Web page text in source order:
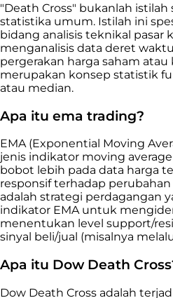
"Death Cross" bukanlah
statistika umum. Istilah ini
bidang analisis teknikal pasar
menganalisis data deret
pergerakan harga saham
merupakan konsep statistik
atau median.
Apa itu ema trading?
EMA (Exponential Moving
jenis indikator moving
bobot lebih pada data harga
responsif terhadap perubahan
adalah strategi perdagangan
indikator EMA untuk
menentukan level support/
sinyal beli/jual (misalnya
Apa itu Dow Death
Dow Death Cross adalah